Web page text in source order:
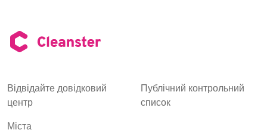
Відвідайте довідковий
центр
Публічний контрольний
список
Міста